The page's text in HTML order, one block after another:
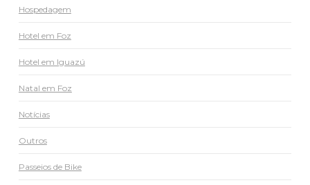
Hospedagem
Hotel em Foz
Hotel em Iguazú
Natal em Foz
Notícias
Outros
Passeios de Bike